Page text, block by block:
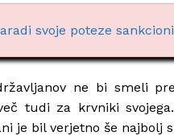
svoje poteze
ne bi smeli
tudi za krvniki
je bil verjetno še najbolj